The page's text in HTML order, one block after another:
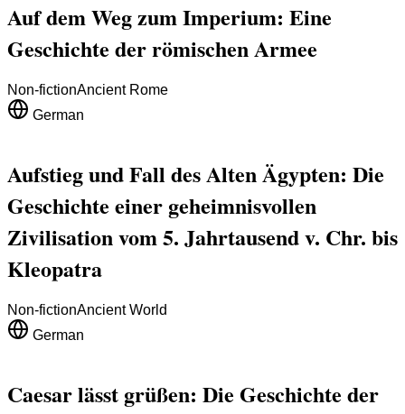
Auf dem Weg zum Imperium: Eine
Geschichte der römischen Armee
Non-fictionAncient Rome
German
Aufstieg und Fall des Alten Ägypten: Die
Geschichte einer geheimnisvollen
Zivilisation vom 5. Jahrtausend v. Chr. bis
Kleopatra
Non-fictionAncient World
German
Caesar lässt grüßen: Die Geschichte der